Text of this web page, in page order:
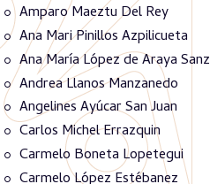
Amparo Maeztu Del Rey
Ana Mari Pinillos Azpilicueta
Ana María López de Araya Sanz
Andrea Llanos Manzanedo
Angelines Ayúcar San Juan
Carlos Michel Errazquin
Carmelo Boneta Lopetegui
Carmelo López Estébanez